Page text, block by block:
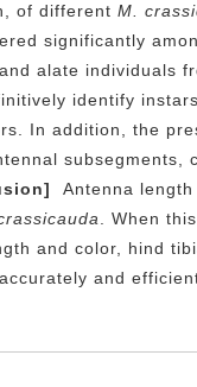
of differentM.
significantly
alate individuals
identify
In addition, the
subsegments,
Antenna
. When
and color, hind
and